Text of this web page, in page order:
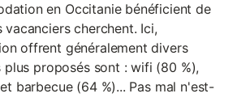
en Occitanie bénéficient de
cherchent. Ici,
offrent généralement divers
plus proposés sont : wifi (80 %),
barbecue (64 %)... Pas mal n'est-